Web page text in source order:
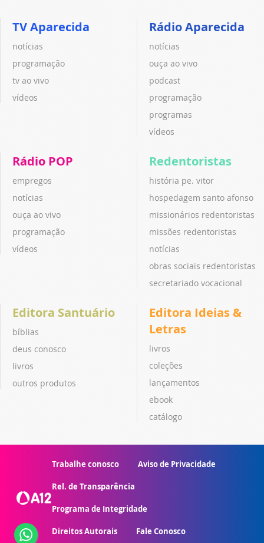
TV Aparecida
notícias
programação
tv ao vivo
vídeos
Rádio Aparecida
notícias
ouça ao vivo
podcast
programação
programas
vídeos
Rádio POP
empregos
notícias
ouça ao vivo
programação
vídeos
Redentoristas
história pe. vitor
hospedagem santo afonso
missionários redentoristas
missões redentoristas
notícias
obras sociais redentoristas
secretariado vocacional
Editora Santuário
bíblias
deus conosco
livros
outros produtos
Editora Ideias &
Letras
livros
coleções
lançamentos
ebook
catálogo
Trabalhe conosco Aviso de Privacidade
Rel. de Transparência
Programa de Integridade
Direitos Autorais Fale Conosco